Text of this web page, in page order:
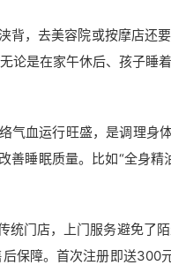
背，去美容院或按摩店还
论是在家午休后、孩子睡
气血运行旺盛，是调理身
善睡眠质量。比如“全身
统门店，上门服务避免了
保障。首次注册即送300